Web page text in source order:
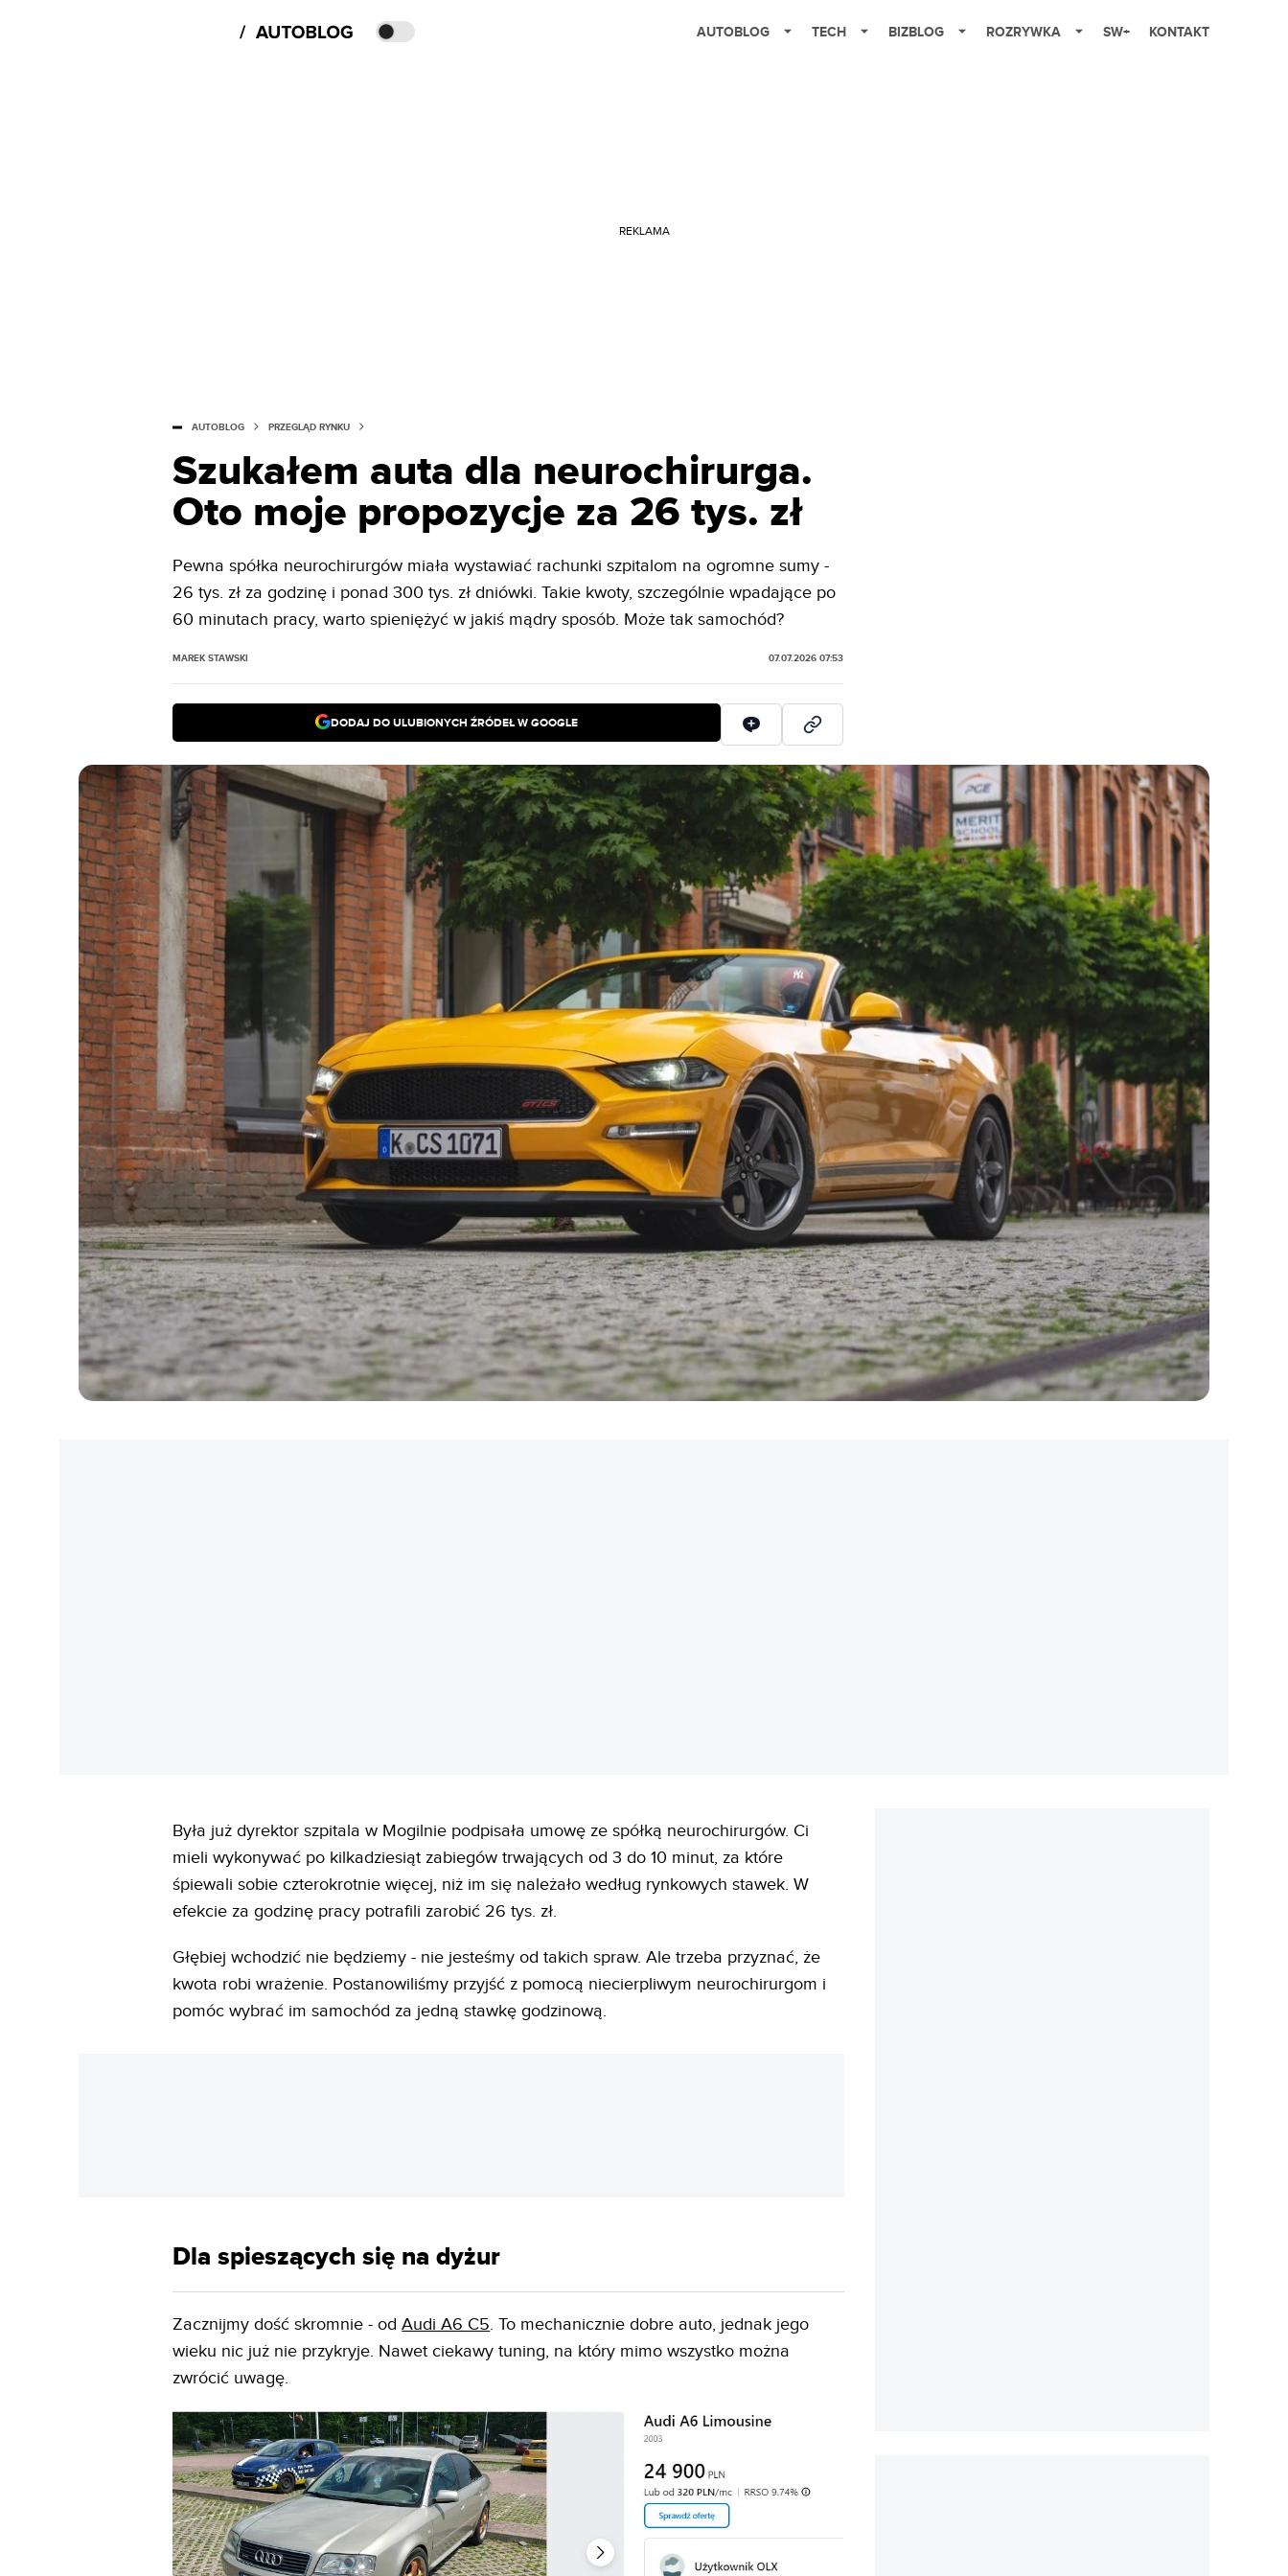
AUTOBLOG TECH BIZBLOG ROZRYWKA SW+ KONTAKT
REKLAMA
AUTOBLOG PRZEGLĄD RYNKU
Szukałem auta dla neurochirurga.
Oto moje propozycje za 26 tys. zł
Pewna spółka neurochirurgów miała wystawiać rachunki szpitalom na ogromne sumy -
26 tys. zł za godzinę i ponad 300 tys. zł dniówki. Takie kwoty, szczególnie wpadające po
60 minutach pracy, warto spieniężyć w jakiś mądry sposób. Może tak samochód?
MAREK STAWSKI 07.07.2026 07:53
DODAJ DO ULUBIONYCH ŹRÓDEŁ W GOOGLE
Była już dyrektor szpitala w Mogilnie podpisała umowę ze spółką neurochirurgów. Ci
mieli wykonywać po kilkadziesiąt zabiegów trwających od 3 do 10 minut, za które
śpiewali sobie czterokrotnie więcej, niż im się należało według rynkowych stawek. W
efekcie za godzinę pracy potrafili zarobić 26 tys. zł.
Głębiej wchodzić nie będziemy - nie jesteśmy od takich spraw. Ale trzeba przyznać, że
kwota robi wrażenie. Postanowiliśmy przyjść z pomocą niecierpliwym neurochirurgom i
pomóc wybrać im samochód za jedną stawkę godzinową.
Dla spieszących się na dyżur
Zacznijmy dość skromnie - odAudi A6 C5. To mechanicznie dobre auto, jednak jego
wieku nic już nie przykryje. Nawet ciekawy tuning, na który mimo wszystko można
zwrócić uwagę.